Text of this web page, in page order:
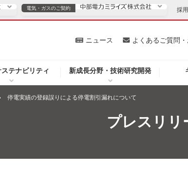
テナビリティ 新成長分野・技術研究開発
ニュース よくあるご質問
ご案内 安定
企業
電気・ガスのご契約
契約
個人のお客さま 法人
採
停電実績の登録誤りによる停電割引漏れについて
プレスリリ